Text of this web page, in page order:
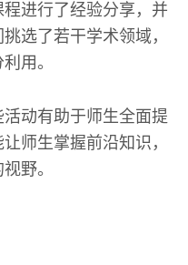
进行了经验分享，并
选了若干学术领域，
用。
动有助于师生全面提
师生掌握前沿知识，
野。